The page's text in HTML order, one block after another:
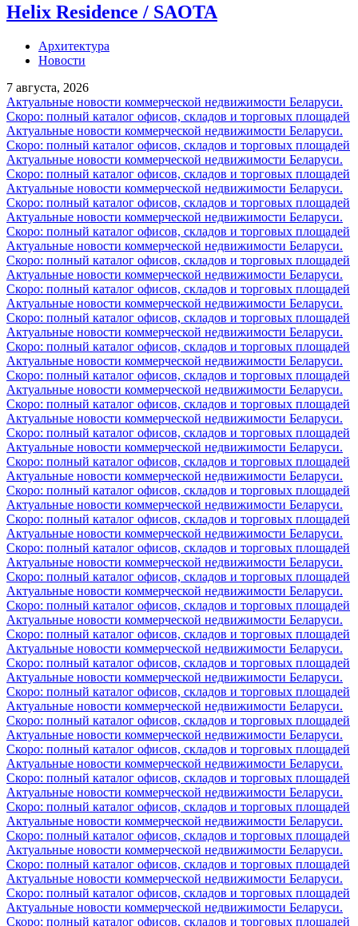
Helix Residence / SAOTA
Архитектура
Новости
7 августа, 2026
Актуальные новости коммерческой недвижимости Беларуси.
Скоро: полный каталог офисов, складов и торговых площадей
Актуальные новости коммерческой недвижимости Беларуси.
Скоро: полный каталог офисов, складов и торговых площадей
Актуальные новости коммерческой недвижимости Беларуси.
Скоро: полный каталог офисов, складов и торговых площадей
Актуальные новости коммерческой недвижимости Беларуси.
Скоро: полный каталог офисов, складов и торговых площадей
Актуальные новости коммерческой недвижимости Беларуси.
Скоро: полный каталог офисов, складов и торговых площадей
Актуальные новости коммерческой недвижимости Беларуси.
Скоро: полный каталог офисов, складов и торговых площадей
Актуальные новости коммерческой недвижимости Беларуси.
Скоро: полный каталог офисов, складов и торговых площадей
Актуальные новости коммерческой недвижимости Беларуси.
Скоро: полный каталог офисов, складов и торговых площадей
Актуальные новости коммерческой недвижимости Беларуси.
Скоро: полный каталог офисов, складов и торговых площадей
Актуальные новости коммерческой недвижимости Беларуси.
Скоро: полный каталог офисов, складов и торговых площадей
Актуальные новости коммерческой недвижимости Беларуси.
Скоро: полный каталог офисов, складов и торговых площадей
Актуальные новости коммерческой недвижимости Беларуси.
Скоро: полный каталог офисов, складов и торговых площадей
Актуальные новости коммерческой недвижимости Беларуси.
Скоро: полный каталог офисов, складов и торговых площадей
Актуальные новости коммерческой недвижимости Беларуси.
Скоро: полный каталог офисов, складов и торговых площадей
Актуальные новости коммерческой недвижимости Беларуси.
Скоро: полный каталог офисов, складов и торговых площадей
Актуальные новости коммерческой недвижимости Беларуси.
Скоро: полный каталог офисов, складов и торговых площадей
Актуальные новости коммерческой недвижимости Беларуси.
Скоро: полный каталог офисов, складов и торговых площадей
Актуальные новости коммерческой недвижимости Беларуси.
Скоро: полный каталог офисов, складов и торговых площадей
Актуальные новости коммерческой недвижимости Беларуси.
Скоро: полный каталог офисов, складов и торговых площадей
Актуальные новости коммерческой недвижимости Беларуси.
Скоро: полный каталог офисов, складов и торговых площадей
Актуальные новости коммерческой недвижимости Беларуси.
Скоро: полный каталог офисов, складов и торговых площадей
Актуальные новости коммерческой недвижимости Беларуси.
Скоро: полный каталог офисов, складов и торговых площадей
Актуальные новости коммерческой недвижимости Беларуси.
Скоро: полный каталог офисов, складов и торговых площадей
Актуальные новости коммерческой недвижимости Беларуси.
Скоро: полный каталог офисов, складов и торговых площадей
Актуальные новости коммерческой недвижимости Беларуси.
Скоро: полный каталог офисов, складов и торговых площадей
Актуальные новости коммерческой недвижимости Беларуси.
Скоро: полный каталог офисов, складов и торговых площадей
Актуальные новости коммерческой недвижимости Беларуси.
Скоро: полный каталог офисов, складов и торговых площадей
Актуальные новости коммерческой недвижимости Беларуси.
Скоро: полный каталог офисов, складов и торговых площадей
Актуальные новости коммерческой недвижимости Беларуси.
Скоро: полный каталог офисов, складов и торговых площадей